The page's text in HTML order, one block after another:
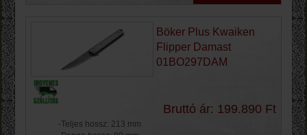
Böker Plus Kwaiken
Flipper Damast
01BO297DAM
Bruttó ár: 199.890 Ft
-Teljes hossz: 213 mm